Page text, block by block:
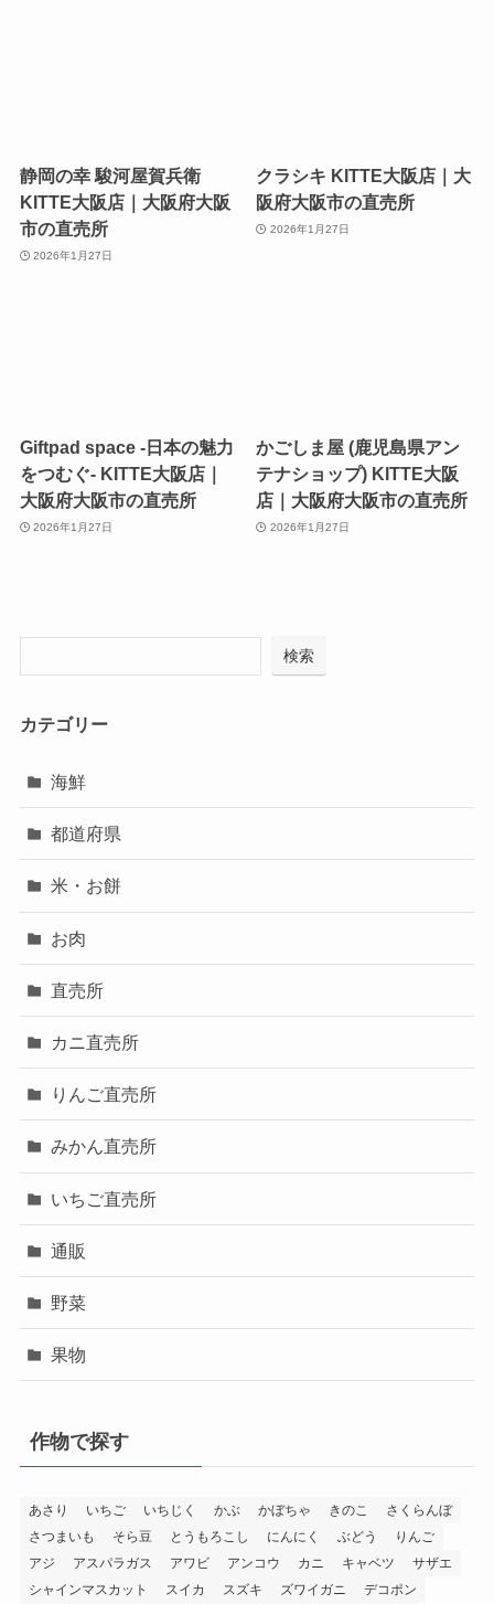
静岡の幸 駿河屋賀兵衛
KITTE大阪店｜大阪府大阪
市の直売所
2026年1月27日
クラシキ KITTE大阪店｜大
阪府大阪市の直売所
2026年1月27日
Giftpad space -日本の魅力
をつむぐ- KITTE大阪店｜
大阪府大阪市の直売所
2026年1月27日
かごしま屋 (鹿児島県アン
テナショップ) KITTE大阪
店｜大阪府大阪市の直売所
2026年1月27日
検索
カテゴリー
海鮮
都道府県
米・お餅
お肉
直売所
カニ直売所
りんご直売所
みかん直売所
いちご直売所
通販
野菜
果物
作物で探す
あさり いちご いちじく かぶ かぼちゃ きのこ
さくらんぼ
さつまいも
そら豆 とうもろこし にんにく ぶどう
りんご
アジ
アスパラガス アワビ アンコウ カニ キャベツ
サザエ
シャインマスカット
スイカ スズキ ズワイガニ デコポン